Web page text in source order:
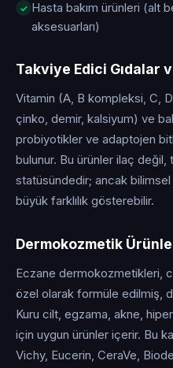
Hasta bakım ürünleri (alt
aksesuarları)
Takviye Edici Gıdalar
Vitamin (A, B kompleksi, C,
çinko, demir, kalsiyum) ve
probiyotikler ve adaptojen
bulunur. Bu ürünler ilaç değil,
statüsündedir; ancak bilimsel
büyük farklılık gösterebilir.
Dermokozmetik
Eczane dermokozmetikleri,
özel olarak formüle edilmiş,
Kuru cilt, egzama, akne,
için uygun ürünler içerir. Bu
Vichy, Eucerin, CeraVe,